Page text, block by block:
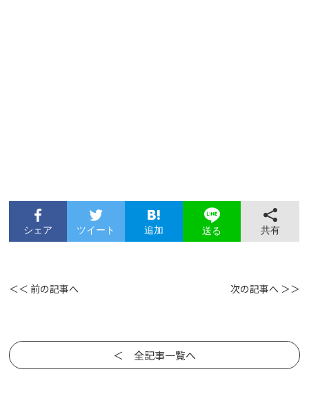
シェア ツイート 追加 送る 共有
＜＜ 前の記事へ 次の記事へ ＞＞
＜ 全記事一覧へ